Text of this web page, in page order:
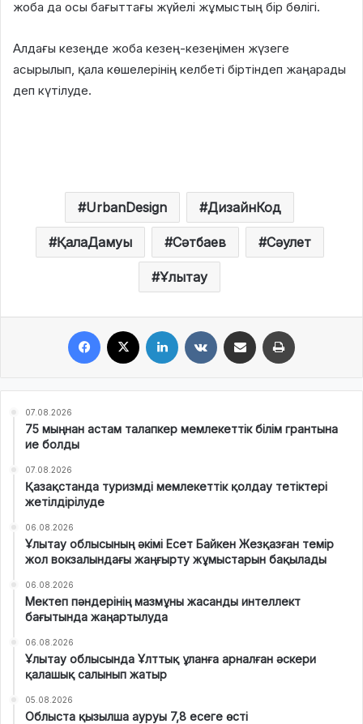
жоба да осы бағыттағы жүйелі жұмыстың бір бөлігі.
Алдағы кезеңде жоба кезең-кезеңімен жүзеге
асырылып, қала көшелерінің келбеті біртіндеп жаңарады
деп күтілуде.
UrbanDesign ДизайнКод
ҚалаДамуы Сәтбаев Сәулет
Ұлытау
07.08.2026
75 мыңнан астам талапкер мемлекеттік білім грантына
ие болды
07.08.2026
Қазақстанда туризмді мемлекеттік қолдау тетіктері
жетілдірілуде
06.08.2026
Ұлытау облысының әкімі Есет Байкен Жезқазған темір
жол вокзалындағы жаңғырту жұмыстарын бақылады
06.08.2026
Мектеп пәндерінің мазмұны жасанды интеллект
бағытында жаңартылуда
06.08.2026
Ұлытау облысында Ұлттық ұланға арналған әскери
қалашық салынып жатыр
05.08.2026
Облыста қызылша ауруы 7,8 есеге өсті